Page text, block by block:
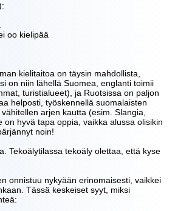
oo kielipää
kielitaitoa on täysin mahdollista,
on niin lähellä Suomea, englanti toimii
turistialueet), ja Ruotsissa on paljon
helposti, työskennellä suomalaisten
arjen kautta (esim. Slangia,
on hyvä tapa oppia, vaikka alussa olisikin
noin!
Tekoälytilassa tekoäly olettaa, että kyse
onnistuu nykyään erinomaisesti, vaikkei
Tässä keskeiset syyt, miksi